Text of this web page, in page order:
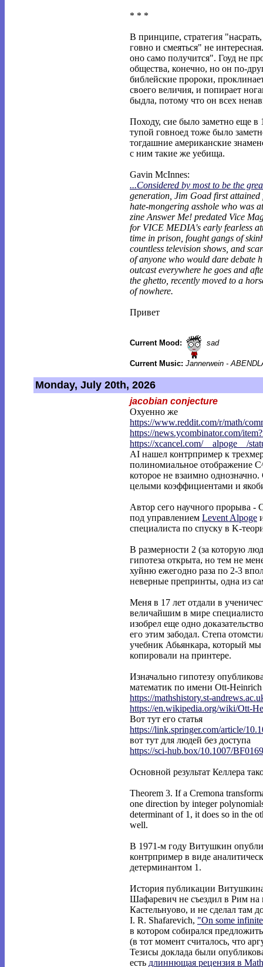
* * *
В принципе, стратегия
говно и смеяться" не
оно само получится". Гоуд не
общества, конечно, но он по-
библейские пророки,
своего величия, и попирает
быдла, потому что он всех
Походу, сие было заметно еще
тупой говноед тоже было
тогдашние американские
с ним такие же уебища.
Gavin McInnes:
...Considered by most to be the
generation, Jim Goad first attained
hate-mongering asshole who was
zine Answer Me! predated Vice
for VICE MEDIA's early fearless
time in prison, fought gangs of
countless television shows, and
of anyone who would dare debate
outcast everywhere he goes and
the ghetto, recently moved to a
of nowhere.
Привет
Current Mood: sad
Current Music: Jannerwein -
Monday, July 20th, 2026
jacobian conjecture
Охуенно же
https://www.reddit.com/r/math/
https://news.ycombinator.com/
https://xcancel.com/__alpoge__/
AI нашел контрпример к
полиномиальное отображение
которое не взаимно
целыми коэффициентами и
Автор сего научного прорыва -
под управлением Levent Alpoge
специалиста по спуску в K-
В размерности 2 (за которую
гипотеза открыта, но тем не
хуйню ежегодно раза по 2-3
неверные препринты, одна из
Меня в 17 лет отдали в
величайшим в мире
изобрел еще одно
его этим забодал. Степа
учебник Абьянкара, который
копировали на принтере.
Изначально гипотезу
математик по имени Ott-
https://mathshistory.st-
https://en.wikipedia.org/wiki/Ott-
Вот тут его статья
https://link.springer.com/article/
вот тут для людей без доступа
https://sci-hub.box/10.1007/
Основной результат Келлера
Theorem 3. If a Cremona
one direction by integer
determinant of 1, it does so in the
well.
В 1971-м году Витушкин
контрпример в виде
детерминантом 1.
История публикации
Шафаревич не съездил в Рим
Кастельнуово, и не сделал там
I. R. Shafarevich, "On some
в котором собирался
(в тот момент считалось, что
Тезисы доклада были
есть длиннющая рецензия в